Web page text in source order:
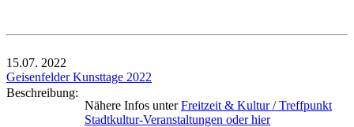
15.07. 2022
Geisenfelder Kunsttage 2022
Beschreibung:
Nähere Infos unterFreitzeit & Kultur / Treffpunkt
Stadtkultur-Veranstaltungen oder hier